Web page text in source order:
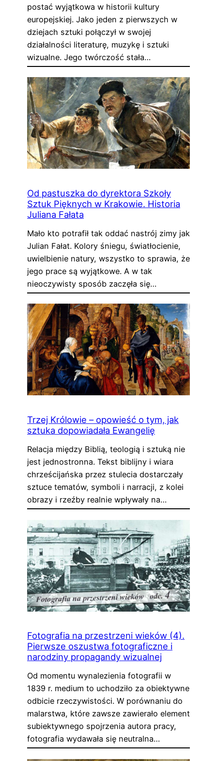
postać wyjątkowa w historii kultury
europejskiej. Jako jeden z pierwszych w
dziejach sztuki połączył w swojej
działalności literaturę, muzykę i sztuki
wizualne. Jego twórczość stała…
Od pastuszka do dyrektora Szkoły
Sztuk Pięknych w Krakowie. Historia
Juliana Fałata
Mało kto potrafił tak oddać nastrój zimy jak
Julian Fałat. Kolory śniegu, światłocienie,
uwielbienie natury, wszystko to sprawia, że
jego prace są wyjątkowe. A w tak
nieoczywisty sposób zaczęła się…
Trzej Królowie – opowieść o tym, jak
sztuka dopowiadała Ewangelię
Relacja między Biblią, teologią i sztuką nie
jest jednostronna. Tekst biblijny i wiara
chrześcijańska przez stulecia dostarczały
sztuce tematów, symboli i narracji, z kolei
obrazy i rzeźby realnie wpływały na…
Fotografia na przestrzeni wieków (4).
Pierwsze oszustwa fotograficzne i
narodziny propagandy wizualnej
Od momentu wynalezienia fotografii w
1839 r. medium to uchodziło za obiektywne
odbicie rzeczywistości. W porównaniu do
malarstwa, które zawsze zawierało element
subiektywnego spojrzenia autora pracy,
fotografia wydawała się neutralna…